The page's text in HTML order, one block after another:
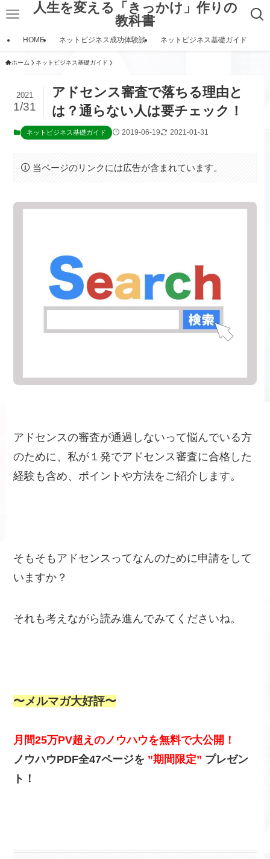
人生を変える「きっかけ」作りの
教科書
HOME ネットビジネス成功体験談 ネットビジネス基礎ガイド
ホーム ネットビジネス基礎ガイド
アドセンス審査で落ちる理由と
は？通らない人は要チェック！
2021
1/31
ネットビジネス基礎ガイド 2019-06-19 2021-01-31
当ページのリンクには広告が含まれています。
アドセンスの審査が通過しないって悩んでいる方
のために、私が１発でアドセンス審査に合格した
経験も含め、ポイントや方法をご紹介します。
そもそもアドセンスってなんのために申請をして
いますか？
それも考えながら読み進んでみてくださいね。
〜メルマガ大好評〜
月間25万PV超えのノウハウを無料で大公開！
ノウハウPDF全47ページを ”期間限定” プレゼン
ト！